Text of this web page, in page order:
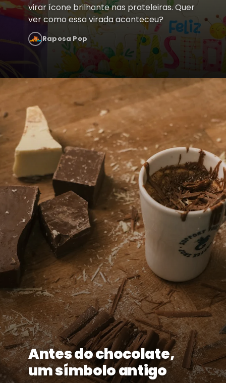
virar ícone brilhante nas prateleiras. Quer
ver como essa virada aconteceu?
Raposa Pop
Antes do chocolate,
um símbolo antigo